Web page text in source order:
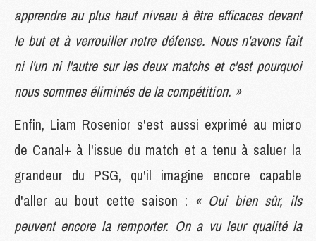
apprendre au plus haut niveau à être efficaces devant
le but et à verrouiller notre défense. Nous n'avons fait
ni l'un ni l'autre sur les deux matchs et c'est pourquoi
nous sommes éliminés de la compétition. »
Enfin, Liam Rosenior s'est aussi exprimé au micro
de Canal+ à l'issue du match et a tenu à saluer la
grandeur du PSG, qu'il imagine encore capable
d'aller au bout cette saison : « Oui bien sûr, ils
peuvent encore la remporter. On a vu leur qualité la